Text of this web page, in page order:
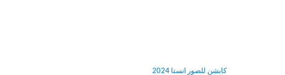
كابشن للصور انستا 2024